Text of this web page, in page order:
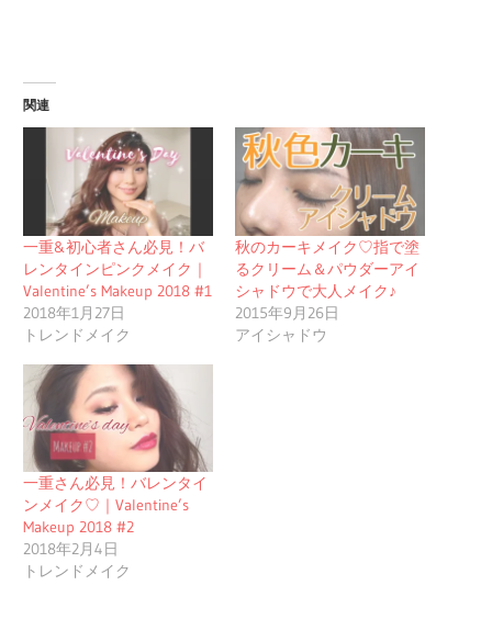
関連
一重&初心者さん必見！バ
レンタインピンクメイク｜
Valentine’s Makeup 2018 #1
2018年1月27日
トレンドメイク
秋のカーキメイク♡指で塗
るクリーム＆パウダーアイ
シャドウで大人メイク♪
2015年9月26日
アイシャドウ
一重さん必見！バレンタイ
ンメイク♡｜Valentine’s
Makeup 2018 #2
2018年2月4日
トレンドメイク